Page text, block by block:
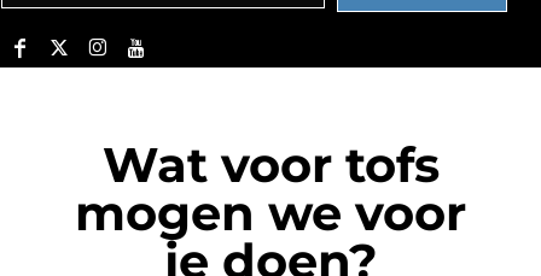
Wat voor tofs
mogen we voor
je doen?